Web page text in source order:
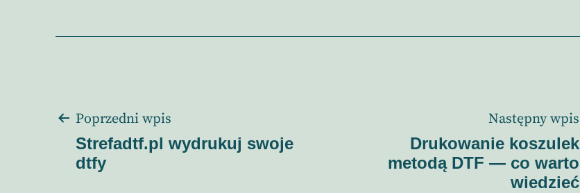
Nawigacja
wpisu
Poprzedni wpis
Strefadtf.pl wydrukuj swoje
dtfy
Następny wpis
Drukowanie koszulek
metodą DTF — co warto
wiedzieć